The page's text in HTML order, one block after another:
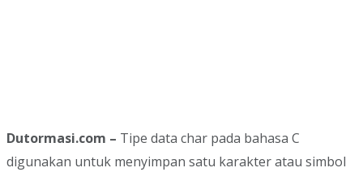
Dutormasi.com – Tipe data char pada bahasa C
digunakan untuk menyimpan satu karakter atau simbol